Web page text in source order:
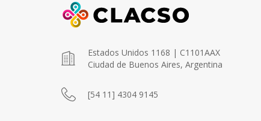
Estados Unidos 1168 | C1101AAX
Ciudad de Buenos Aires, Argentina
[54 11] 4304 9145